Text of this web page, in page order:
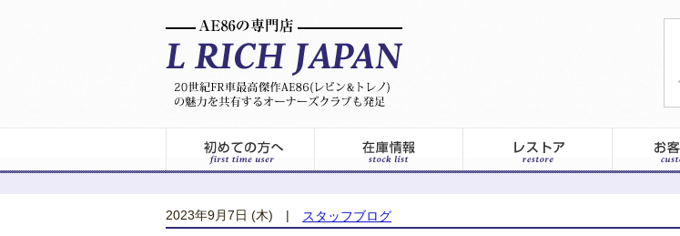
2023年9月7日 (木) スタッフブログ